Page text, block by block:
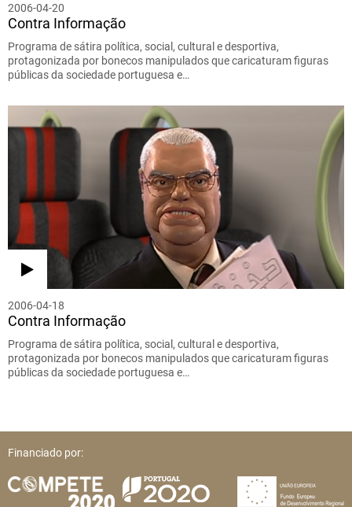
2006-04-20
Contra Informação
Programa de sátira política, social, cultural e desportiva,
protagonizada por bonecos manipulados que caricaturam figuras
públicas da sociedade portuguesa e…
2006-04-18
Contra Informação
Programa de sátira política, social, cultural e desportiva,
protagonizada por bonecos manipulados que caricaturam figuras
públicas da sociedade portuguesa e…
Financiado por: